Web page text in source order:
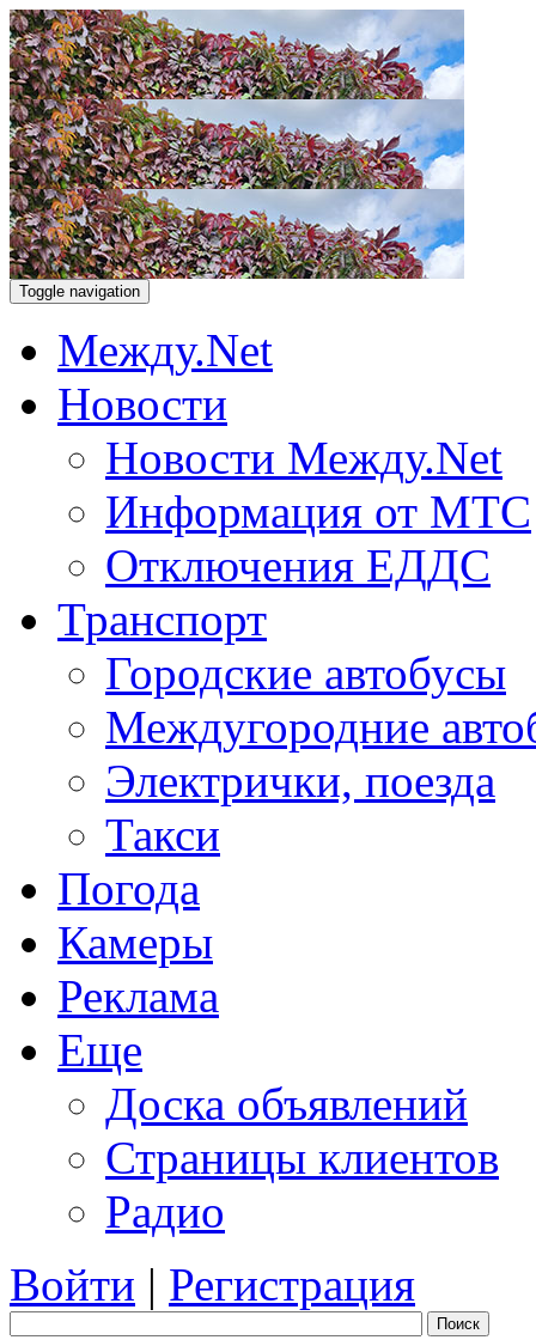
Toggle navigation
Между.Net
Новости
Новости Между.Net
Информация от МТС
Отключения ЕДДС
Транспорт
Городские автобусы
Междугородние
Электрички, поезда
Такси
Погода
Камеры
Реклама
Еще
Доска объявлений
Страницы клиентов
Радио
Войти | Регистрация
Поиск